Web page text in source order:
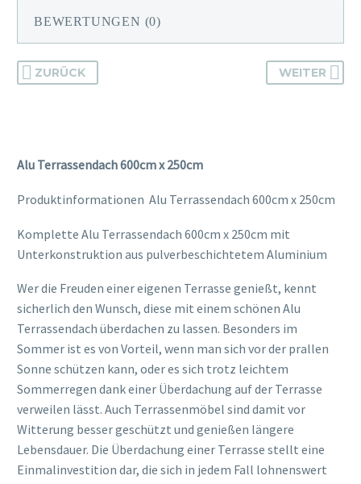
BEWERTUNGEN (0)
ZURÜCK WEITER
Alu Terrassendach 600cm x 250cm
Produktinformationen Alu Terrassendach 600cm x 250cm
Komplette Alu Terrassendach 600cm x 250cm mit
Unterkonstruktion aus pulverbeschichtetem Aluminium
Wer die Freuden einer eigenen Terrasse genießt, kennt
sicherlich den Wunsch, diese mit einem schönen Alu
Terrassendach überdachen zu lassen. Besonders im
Sommer ist es von Vorteil, wenn man sich vor der prallen
Sonne schützen kann, oder es sich trotz leichtem
Sommerregen dank einer Überdachung auf der Terrasse
verweilen lässt. Auch Terrassenmöbel sind damit vor
Witterung besser geschützt und genießen längere
Lebensdauer. Die Überdachung einer Terrasse stellt eine
Einmalinvestition dar, die sich in jedem Fall lohnenswert